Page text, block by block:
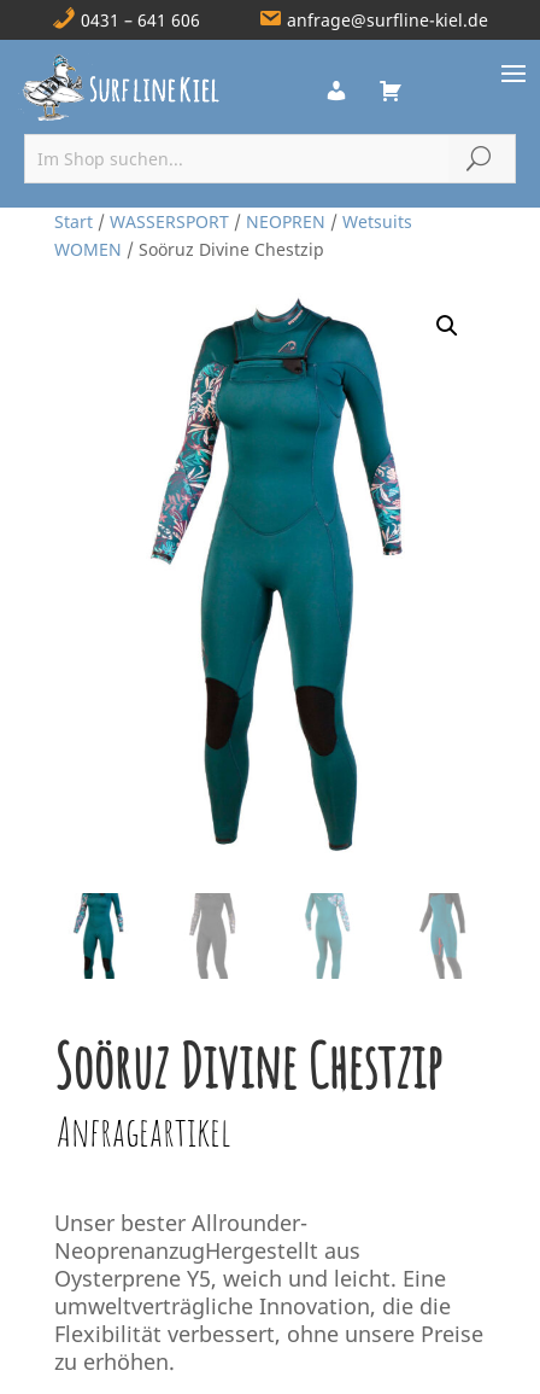
0431 – 641 606 anfrage@surfline-kiel.de
Start/ WASSERSPORT/ NEOPREN / Wetsuits
WOMEN / Soöruz Divine Chestzip
Soöruz Divine Chestzip
Anfrageartikel
Unser bester Allrounder-
NeoprenanzugHergestellt aus
Oysterprene Y5, weich und leicht. Eine
umweltverträgliche Innovation, die die
Flexibilität verbessert, ohne unsere Preise
zu erhöhen.